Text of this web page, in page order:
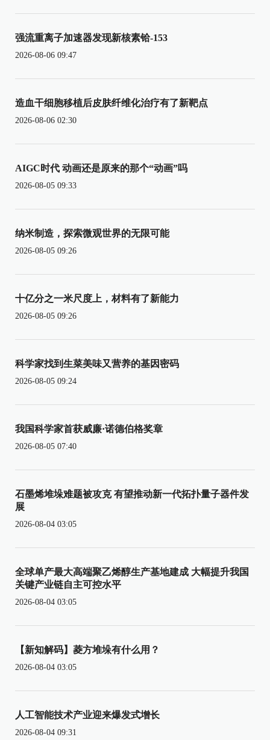
强流重离子加速器发现新核素铪-153
2026-08-06 09:47
造血干细胞移植后皮肤纤维化治疗有了新靶点
2026-08-06 02:30
AIGC时代 动画还是原来的那个“动画”吗
2026-08-05 09:33
纳米制造，探索微观世界的无限可能
2026-08-05 09:26
十亿分之一米尺度上，材料有了新能力
2026-08-05 09:26
科学家找到生菜美味又营养的基因密码
2026-08-05 09:24
我国科学家首获威廉·诺德伯格奖章
2026-08-05 07:40
石墨烯堆垛难题被攻克 有望推动新一代拓扑量子器件发
展
2026-08-04 03:05
全球单产最大高端聚乙烯醇生产基地建成 大幅提升我国
关键产业链自主可控水平
2026-08-04 03:05
【新知解码】菱方堆垛有什么用？
2026-08-04 03:05
人工智能技术产业迎来爆发式增长
2026-08-04 09:31